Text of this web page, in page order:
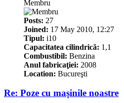
Membru
Posts: 27
Joined: 17 May 2010, 12:27
Tipul: i10
Capacitatea cilindrică: 1,1
Combustibil: Benzina
Anul fabricaţiei: 2008
Location: Bucureşti
Re: Poze cu maşinile noastre